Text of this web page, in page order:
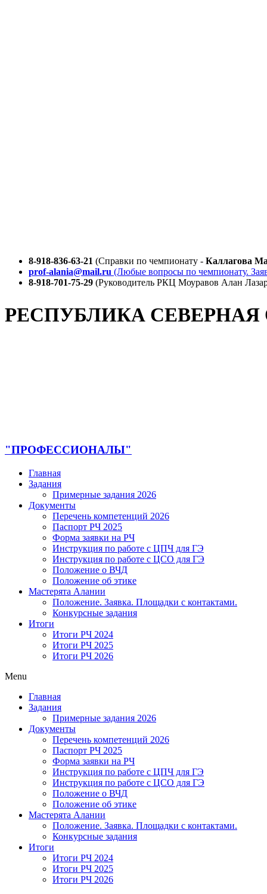
8-918-836-63-21 (Справки по чемпионату - Каллагова
prof-alania@mail.ru (Любые вопросы по чемпионату.
8-918-701-75-29 (Руководитель РКЦ Моуравов Алан
РЕСПУБЛИКА
"ПРОФЕССИОНАЛЫ"
Главная
Задания
Примерные задания 2026
Документы
Перечень компетенций 2026
Паспорт РЧ 2025
Форма заявки на РЧ
Инструкция по работе с ЦПЧ для ГЭ
Инструкция по работе с ЦСО для ГЭ
Положение о ВЧД
Положение об этике
Мастерята Алании
Положение. Заявка. Площадки с контактами.
Конкурсные задания
Итоги
Итоги РЧ 2024
Итоги РЧ 2025
Итоги РЧ 2026
Menu
Главная
Задания
Примерные задания 2026
Документы
Перечень компетенций 2026
Паспорт РЧ 2025
Форма заявки на РЧ
Инструкция по работе с ЦПЧ для ГЭ
Инструкция по работе с ЦСО для ГЭ
Положение о ВЧД
Положение об этике
Мастерята Алании
Положение. Заявка. Площадки с контактами.
Конкурсные задания
Итоги
Итоги РЧ 2024
Итоги РЧ 2025
Итоги РЧ 2026